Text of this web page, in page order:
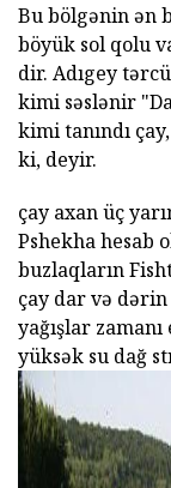
Bu bölgənin ən
böyük sol qolu
dir. Adıgey
kimi səslənir
kimi tanındı
ki, deyir.
çay axan üç
Pshekha hesab
buzlaqların
çay dar və
yağışlar
yüksək su dağ